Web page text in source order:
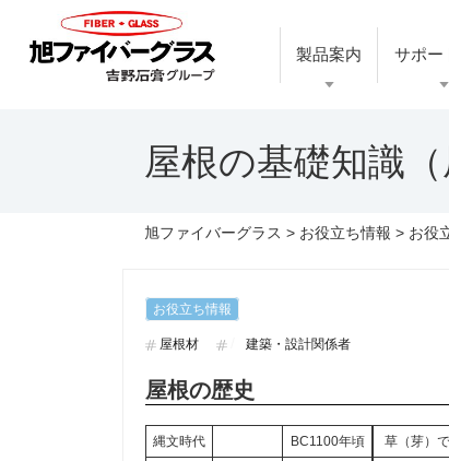
製品案内 サポー
屋根の基礎知識（
旭ファイバーグラス > お役立ち情報 > お役
お役立ち情報
屋根材 建築・設計関係者
屋根の歴史
縄文時代 BC1100年頃 草（芽）